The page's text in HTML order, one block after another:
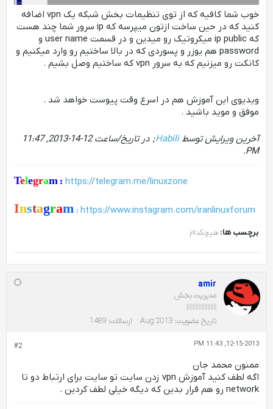
خوب شما کافیه که از توی تنظیمات بخش شبکه یک vpn اضافه
کنید که در حین ساخت ازتون میپرسه که ip سرور شما چند هست
که ip public میکروتیک رو میدین و در قسمت user name و
password هم یوزر و پسوردی که در بالا ساختیم رو وارد میکنیم و
کانکت رو میزنیم که به سرور vpn که ساختیم وصل بشیم .
ویدیوی این آموزش هم در اسرع وقت پیوست خواهد شد .
موفق و موید باشید .
آخرین ویرایش توسطHabili; در تاریخ/ساعت
12-14-2013, 11:47
PM
.
Telegram : https://telegram.me/linuxzone
Instagram : https://www.instagram.com/iranlinuxforum
برچسب ها: هیچکدام
amir
مدیریت بخش
تاریخ عضویت: Aug 2013 ارسالات: 1489
#2 12-15-2013, 11:43 PM
ممنون محمد جان
اگه لطف کنید آموزش vpn زدن سایت تو سایت برای ارتباط دو تا
network رو هم قرار بدین که دیگه خیلی لطف کردین .